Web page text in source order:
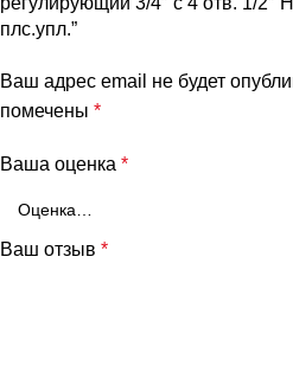
плс.упл.”
Ваш адрес email не будет
помечены *
Ваша оценка *
Ваш отзыв *